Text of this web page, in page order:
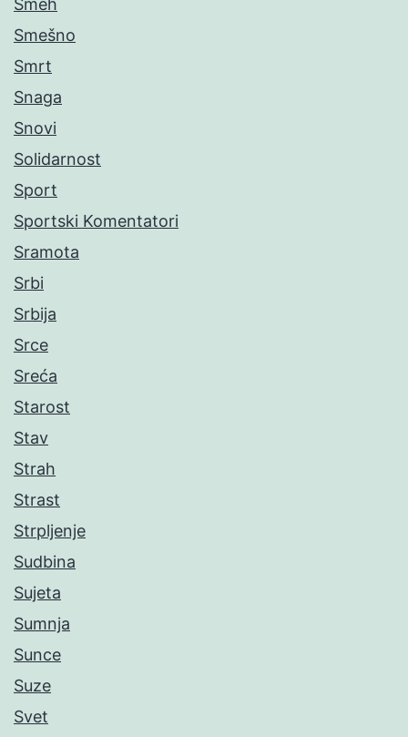
Smeh
Smešno
Smrt
Snaga
Snovi
Solidarnost
Sport
Sportski Komentatori
Sramota
Srbi
Srbija
Srce
Sreća
Starost
Stav
Strah
Strast
Strpljenje
Sudbina
Sujeta
Sumnja
Sunce
Suze
Svet